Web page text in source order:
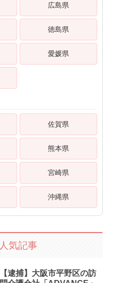
広島県
徳島県
愛媛県
佐賀県
熊本県
宮崎県
沖縄県
人気記事
【逮捕】大阪市平野区の訪